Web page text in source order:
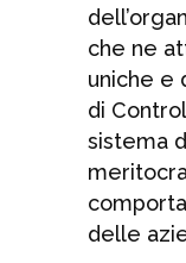
che ne
uniche e
di
sistema
delle